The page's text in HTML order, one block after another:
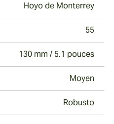
Hoyo de Monterrey
55
130 mm / 5.1 pouces
Moyen
Robusto